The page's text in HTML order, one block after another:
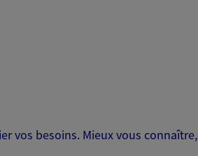
vos besoins. Mieux vous connaître,